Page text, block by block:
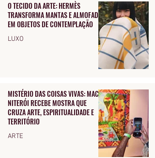
O TECIDO DA ARTE: HERMÈS
TRANSFORMA MANTAS E ALMOFADAS
EM OBJETOS DE CONTEMPLAÇÃO
LUXO
MISTÉRIO DAS COISAS VIVAS: MAC
NITERÓI RECEBE MOSTRA QUE
CRUZA ARTE, ESPIRITUALIDADE E
TERRITÓRIO
ARTE